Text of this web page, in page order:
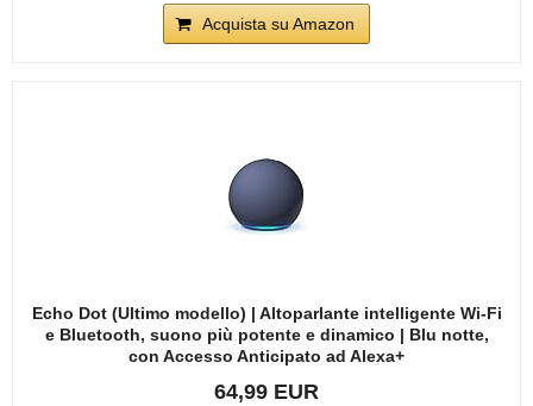
Acquista su Amazon
Echo Dot (Ultimo modello) | Altoparlante intelligente Wi-Fi
e Bluetooth, suono più potente e dinamico | Blu notte,
con Accesso Anticipato ad Alexa+
64,99 EUR